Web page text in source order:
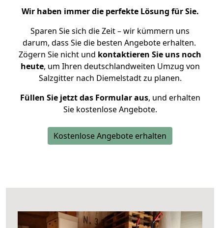
Wir haben immer die perfekte Lösung für Sie.
Sparen Sie sich die Zeit – wir kümmern uns
darum, dass Sie die besten Angebote erhalten.
Zögern Sie nicht und kontaktieren Sie uns noch
heute, um Ihren deutschlandweiten Umzug von
Salzgitter nach Diemelstadt zu planen.
Füllen Sie jetzt das Formular aus, und erhalten
Sie kostenlose Angebote.
Kostenlose Angebote erhalten